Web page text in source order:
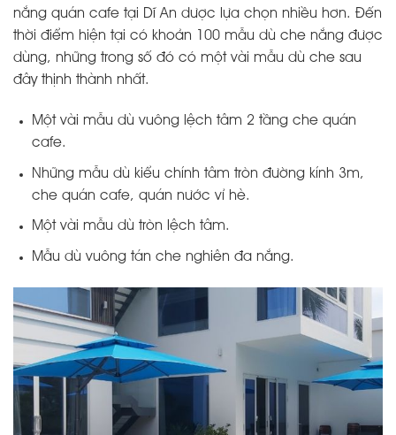
nắng quán cafe tại Dĩ An dược lựa chọn nhiều hơn. Đến
thời điểm hiện tại có khoản 100 mẫu dù che nắng được
dùng, những trong số đó có một vài mẫu dù che sau
đây thịnh thành nhất.
Một vài mẫu dù vuông lệch tâm 2 tầng che quán
cafe.
Những mẫu dù kiểu chính tâm tròn đường kính 3m,
che quán cafe, quán nước vỉ hè.
Một vài mẫu dù tròn lệch tâm.
Mẫu dù vuông tán che nghiên đa nắng.